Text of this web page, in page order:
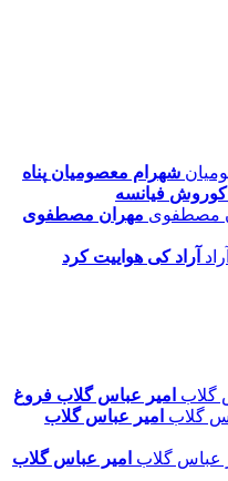
شهرام معصومیان پناه
کوروش فیانسه
مهران مصطفوی
آراد کی هواییت کرد
امیر عباس گلاب فروغ
امیر عباس گلاب
امیر عباس گلاب